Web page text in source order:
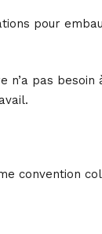
pour
pas besoin
convention